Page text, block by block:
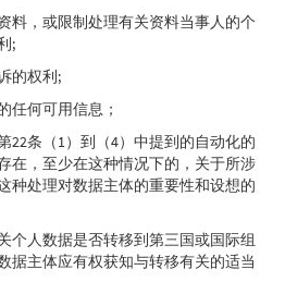
料，或限制处理有关资料当事人的个
;
的权利;
任何可用信息；
22条（1）到（4）中提到的自动化的
在，至少在这种情况下的，关于所涉
种处理对数据主体的重要性和设想的
个人数据是否转移到第三国或国际组
据主体应有权获知与转移有关的适当